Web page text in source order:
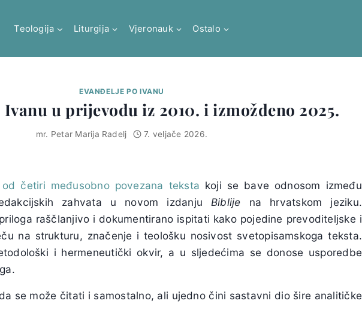
Teologija Liturgija Vjeronauk Ostalo
EVANĐELJE PO IVANU
Ivanu u prijevodu iz 2010. i izmoždeno 2025.
mr. Petar Marija Radelj 7. veljače 2026.
četiri međusobno povezana teksta koji se bave odnosom između
zahvata u novom izdanju Biblije na hrvatskom jeziku.
raščlanjivo i dokumentirano ispitati kako pojedine prevoditeljske i
na strukturu, značenje i teološku nosivost svetopisamskoga teksta.
i hermeneutički okvir, a u sljedećima se donose usporedbe
se može čitati i samostalno, ali ujedno čini sastavni dio šire analitičke